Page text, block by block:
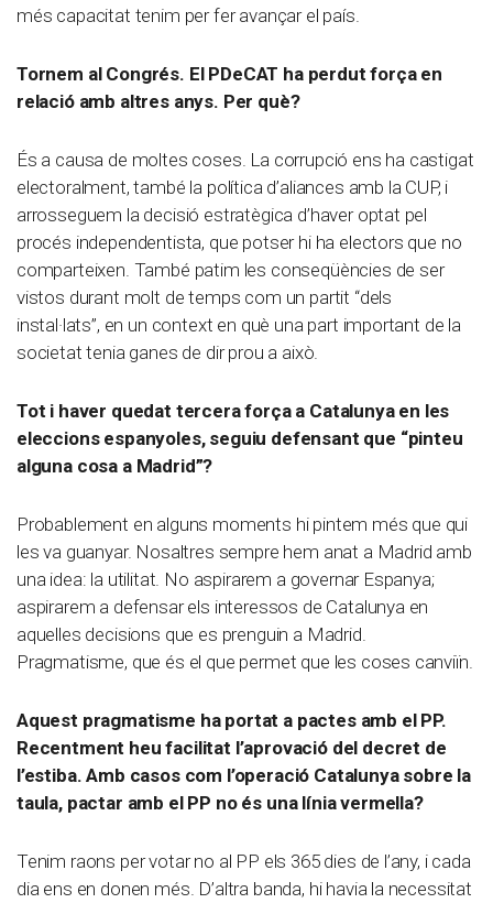
més capacitat tenim per fer avançar el país.
Tornem al Congrés. El PDeCAT ha perdut força en
relació amb altres anys. Per què?
És a causa de moltes coses. La corrupció ens ha castigat
electoralment, també la política d’aliances amb la CUP, i
arrosseguem la decisió estratègica d’haver optat pel
procés independentista, que potser hi ha electors que no
comparteixen. També patim les conseqüències de ser
vistos durant molt de temps com un partit “dels
instal·lats”, en un context en què una part important de la
societat tenia ganes de dir prou a això.
Tot i haver quedat tercera força a Catalunya en les
eleccions espanyoles, seguiu defensant que “pinteu
alguna cosa a Madrid”?
Probablement en alguns moments hi pintem més que qui
les va guanyar. Nosaltres sempre hem anat a Madrid amb
una idea: la utilitat. No aspirarem a governar Espanya;
aspirarem a defensar els interessos de Catalunya en
aquelles decisions que es prenguin a Madrid.
Pragmatisme, que és el que permet que les coses canviïn.
Aquest pragmatisme ha portat a pactes amb el PP.
Recentment heu facilitat l’aprovació del decret de
l’estiba. Amb casos com l’operació Catalunya sobre la
taula, pactar amb el PP no és una línia vermella?
Tenim raons per votar no al PP els 365 dies de l’any, i cada
dia ens en donen més. D’altra banda, hi havia la necessitat